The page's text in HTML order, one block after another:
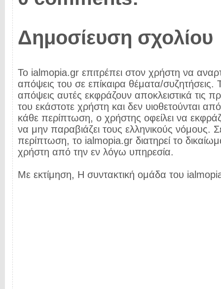
Δημοσίευση σχολίου
Το ialmopia.gr επιτρέπει στον χρήστη να
απόψεις του σε επίκαιρα θέματα/συζητήσεις.
απόψεις αυτές εκφράζουν αποκλειστικά τις
του εκάστοτε χρήστη και δεν υιοθετούνται
κάθε περίπτωση, ο χρήστης οφείλει να
να μην παραβιάζει τους ελληνικούς νόμους.
περίπτωση, το ialmopia.gr διατηρεί το
χρήστη από την εν λόγω υπηρεσία.
Με εκτίμηση, Η συντακτική ομάδα του